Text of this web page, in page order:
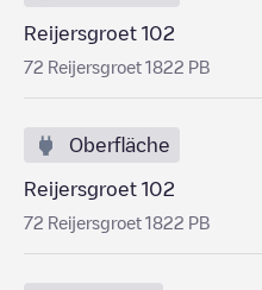
Reijersgroet 102
72 Reijersgroet 1822 PB
Oberfläche
Reijersgroet 102
72 Reijersgroet 1822 PB